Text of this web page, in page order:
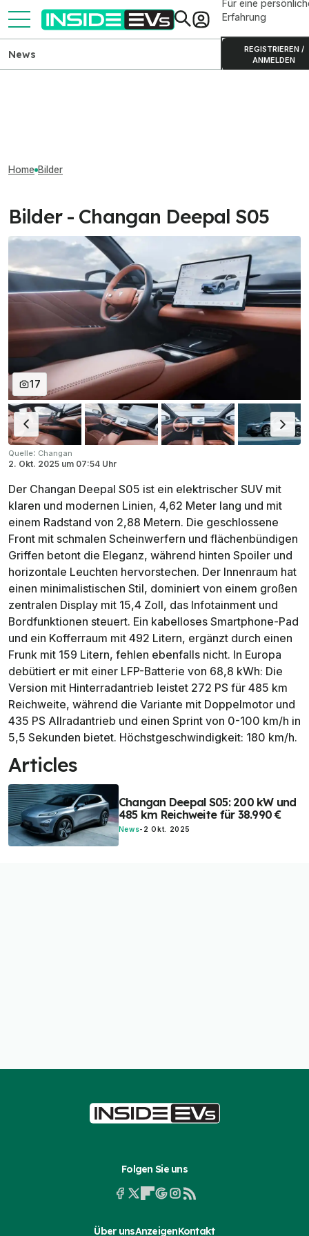
Für eine
Erfahrung
REGISTRIEREN /
ANMELDEN
News
Home Bilder
Bilder - Changan Deepal S05
17
Quelle: Changan
2. Okt. 2025 um 07:54 Uhr
Der Changan Deepal S05 ist ein elektrischer SUV mit
klaren und modernen Linien, 4,62 Meter lang und mit
einem Radstand von 2,88 Metern. Die geschlossene
Front mit schmalen Scheinwerfern und flächenbündigen
Griffen betont die Eleganz, während hinten Spoiler und
horizontale Leuchten hervorstechen. Der Innenraum hat
einen minimalistischen Stil, dominiert von einem großen
zentralen Display mit 15,4 Zoll, das Infotainment und
Bordfunktionen steuert. Ein kabelloses Smartphone-Pad
und ein Kofferraum mit 492 Litern, ergänzt durch einen
Frunk mit 159 Litern, fehlen ebenfalls nicht. In Europa
debütiert er mit einer LFP-Batterie von 68,8 kWh: Die
Version mit Hinterradantrieb leistet 272 PS für 485 km
Reichweite, während die Variante mit Doppelmotor und
435 PS Allradantrieb und einen Sprint von 0-100 km/h in
5,5 Sekunden bietet. Höchstgeschwindigkeit: 180 km/h.
Articles
Changan Deepal S05: 200 kW und
485 km Reichweite für 38.990 €
News- 2 Okt. 2025
Folgen Sie uns
Über unsAnzeigenKontakt